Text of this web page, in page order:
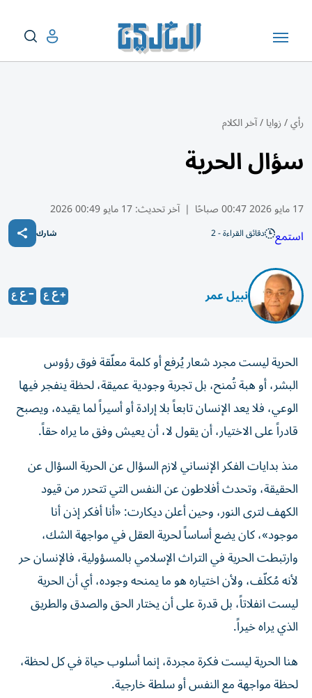
رأي/زوايا/آخر الكلام
سؤال الحرية
17 مايو 2026 00:47 صباحًا | آخر تحديث:17 مايو 00:49 2026
استمع دقائق القراءة - 2 شارك
نبيل عمر
الحرية ليست مجرد شعار يُرفع أو كلمة معلّقة فوق رؤوس
البشر، أو هبة تُمنح، بل تجربة وجودية عميقة، لحظة ينفجر فيها
الوعي، فلا يعد الإنسان تابعاً بلا إرادة أو أسيراً لما يقيده، ويصبح
قادراً على الاختيار، أن يقول لا، أن يعيش وفق ما يراه حقاً.
منذ بدايات الفكر الإنساني لازم السؤال عن الحرية السؤال عن
الحقيقة، وتحدث أفلاطون عن النفس التي تتحرر من قيود
الكهف لترى النور، وحين أعلن ديكارت: «أنا أفكر إذن أنا
موجود»، كان يضع أساساً لحرية العقل في مواجهة الشك،
وارتبطت الحرية في التراث الإسلامي بالمسؤولية، فالإنسان حر
لأنه مُكلّف، ولأن اختياره هو ما يمنحه وجوده، أي أن الحرية
ليست انفلاتاً، بل قدرة على أن يختار الحق والصدق والطريق
الذي يراه خيراً.
هنا الحرية ليست فكرة مجردة، إنما أسلوب حياة في كل لحظة،
لحظة مواجهة مع النفس أو سلطة خارجية.